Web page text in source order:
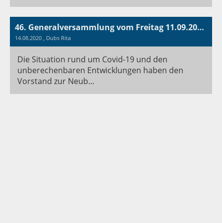
46. Generalversammlung vom Freitag 11.09.2020 in schriftlicher Form
14.08.2020 , Dubs Rita
Die Situation rund um Covid-19 und den
unberechenbaren Entwicklungen haben den
Vorstand zur Neub...